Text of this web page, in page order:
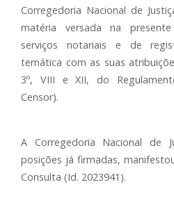
Corregedoria Nacional de
matéria versada na
serviços notariais e de
temática com as suas
3º, VIII e XII, do
Censor).
A Corregedoria Nacional de
posições já firmadas,
Consulta (Id. 2023941).